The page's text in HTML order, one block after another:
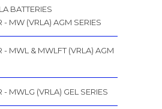
BATTERIES
MW (VRLA) AGM SERIES
- MWL & MWLFT (VRLA) AGM
MWLG (VRLA) GEL SERIES